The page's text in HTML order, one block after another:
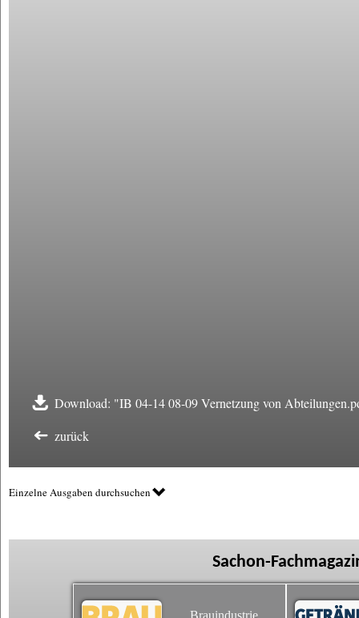
Download: "IB 04-14 08-09 Vernetzung von
zurück
Einzelne Ausgaben durchsuchen
Sachon-
Brauindustrie